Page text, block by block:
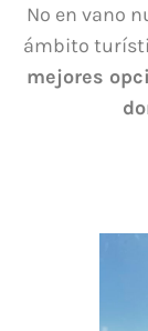
No en vano
ámbito
mejores